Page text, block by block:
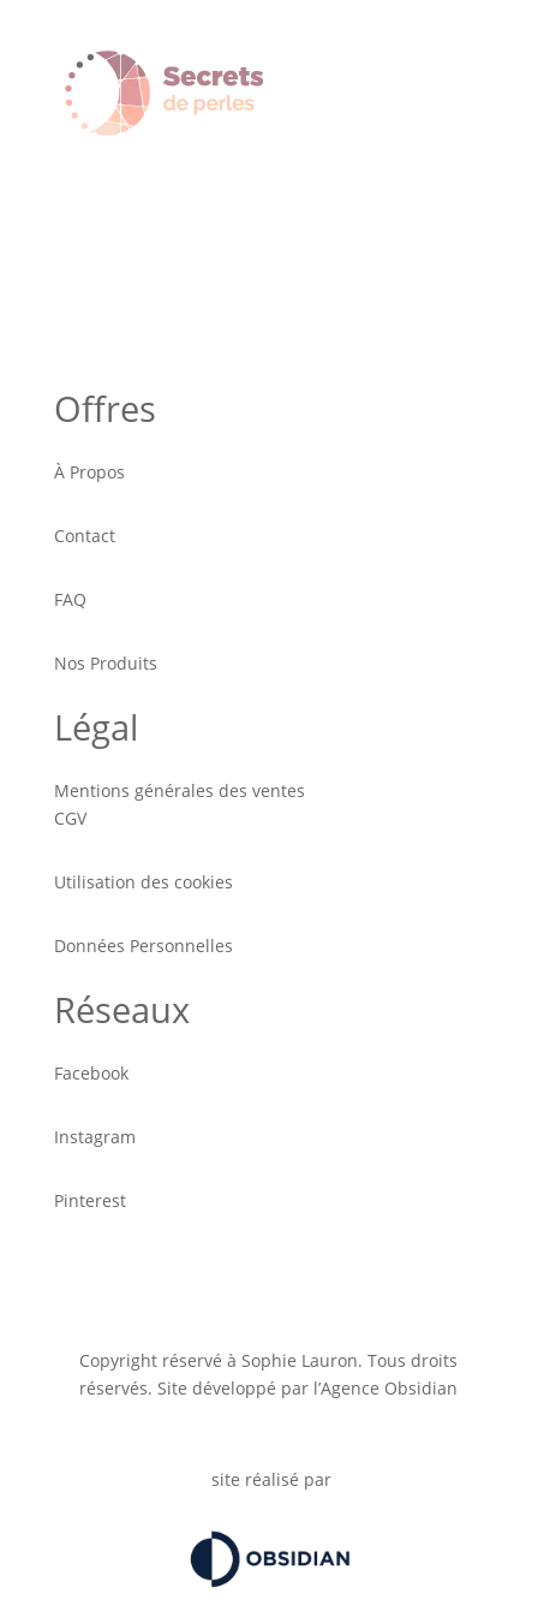
Offres
À Propos
Contact
FAQ
Nos Produits
Légal
Mentions générales des ventes
CGV
Utilisation des cookies
Données Personnelles
Réseaux
Facebook
Instagram
Pinterest
Copyright réservé à Sophie Lauron. Tous droits
réservés. Site développé par l’Agence Obsidian
site réalisé par